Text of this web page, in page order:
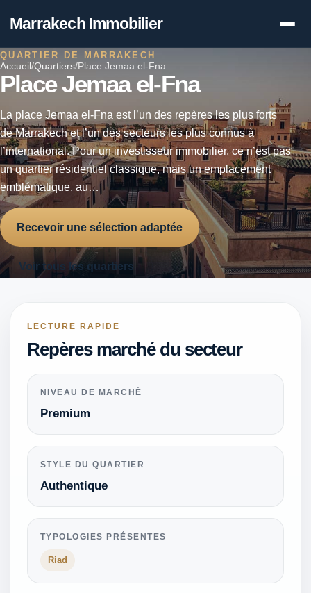
Marrakech Immobilier
Accueil /Quartiers/Place Jemaa el-Fna
QUARTIER DE MARRAKECH
Place Jemaa el-Fna
La place Jemaa el-Fna est l’un des repères les plus forts
de Marrakech et l’un des secteurs les plus connus à
l’international. Pour un investisseur immobilier, ce n’est pas
un quartier résidentiel classique, mais un emplacement
emblématique, au…
Recevoir une sélection adaptée
Voir tous les quartiers
LECTURE RAPIDE
Repères marché du secteur
NIVEAU DE MARCHÉ
Premium
STYLE DU QUARTIER
Authentique
TYPOLOGIES PRÉSENTES
Riad